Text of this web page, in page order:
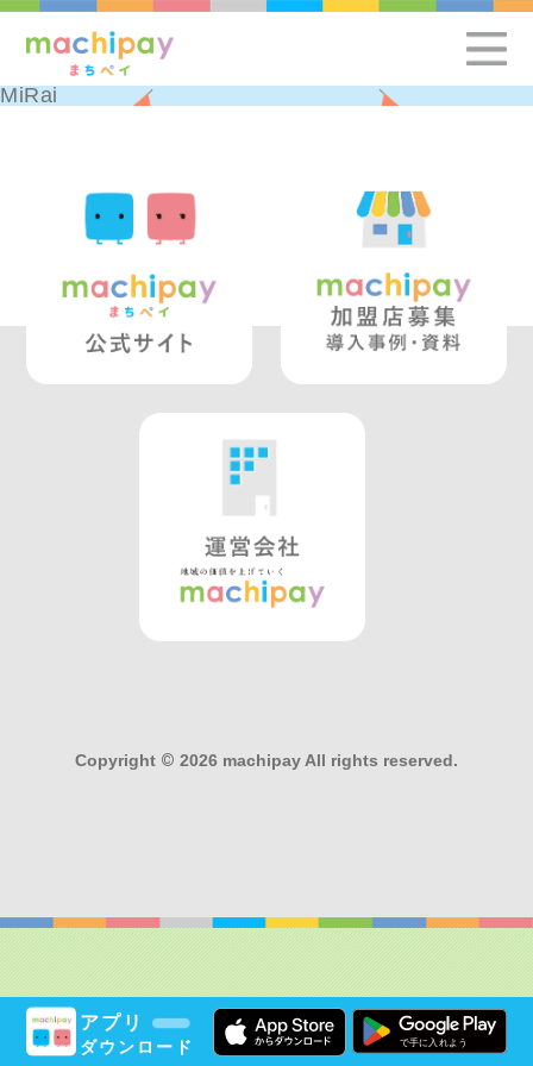
アプリ
ダウンロード
MiRai
Copyright © 2026 machipay All rights reserved.